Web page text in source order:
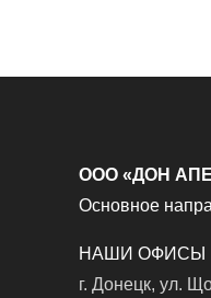
ООО «ДОН
Основное
НАШИ ОФИСЫ
г. Донецк, ул.